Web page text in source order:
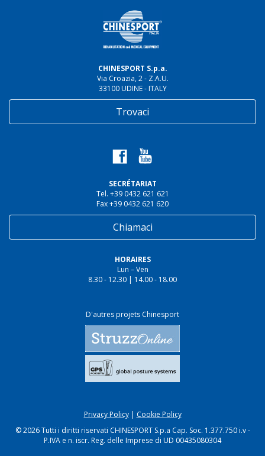
CHINESPORT S.p.a.
Via Croazia, 2 - Z.A.U.
33100 UDINE - ITALY
Trovaci
SECRÉTARIAT
Tel. +39 0432 621 621
Fax +39 0432 621 620
Chiamaci
HORAIRES
Lun – Ven
8.30 - 12.30 | 14.00 - 18.00
D'autres projets Chinesport
Privacy Policy| Cookie Policy
© 2026 Tutti i diritti riservati CHINESPORT S.p.a Cap. Soc. 1.377.750 i.v -
P.IVA e n. iscr. Reg. delle Imprese di UD 00435080304